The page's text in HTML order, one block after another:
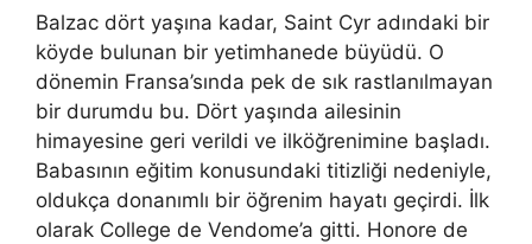
Balzac dört yaşına kadar, Saint Cyr adındaki bir
köyde bulunan bir yetimhanede büyüdü. O
dönemin Fransa’sında pek de sık rastlanılmayan
bir durumdu bu. Dört yaşında ailesinin
himayesine geri verildi ve ilköğrenimine başladı.
Babasının eğitim konusundaki titizliği nedeniyle,
oldukça donanımlı bir öğrenim hayatı geçirdi. İlk
olarak College de Vendome’a gitti. Honore de